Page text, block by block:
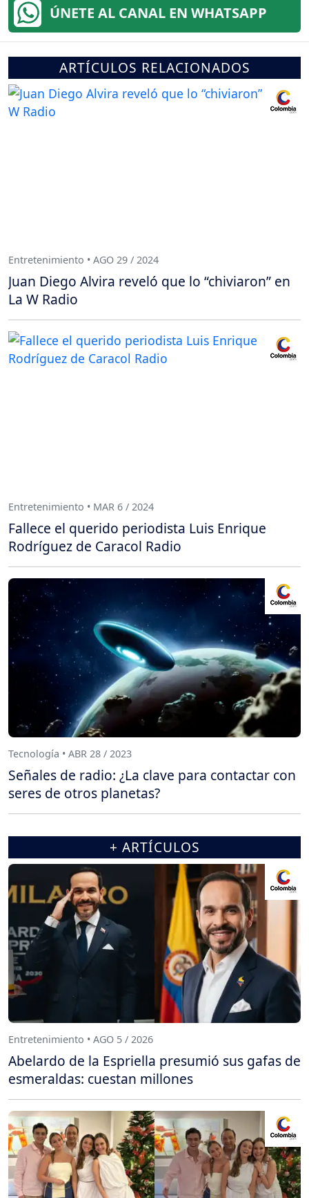
ÚNETE AL CANAL EN WHATSAPP
ARTÍCULOS RELACIONADOS
Entretenimiento • AGO 29 / 2024
Juan Diego Alvira reveló que lo “chiviaron” en
La W Radio
Entretenimiento • MAR 6 / 2024
Fallece el querido periodista Luis Enrique
Rodríguez de Caracol Radio
Tecnología • ABR 28 / 2023
Señales de radio: ¿La clave para contactar con
seres de otros planetas?
+ ARTÍCULOS
Entretenimiento • AGO 5 / 2026
Abelardo de la Espriella presumió sus gafas de
esmeraldas: cuestan millones